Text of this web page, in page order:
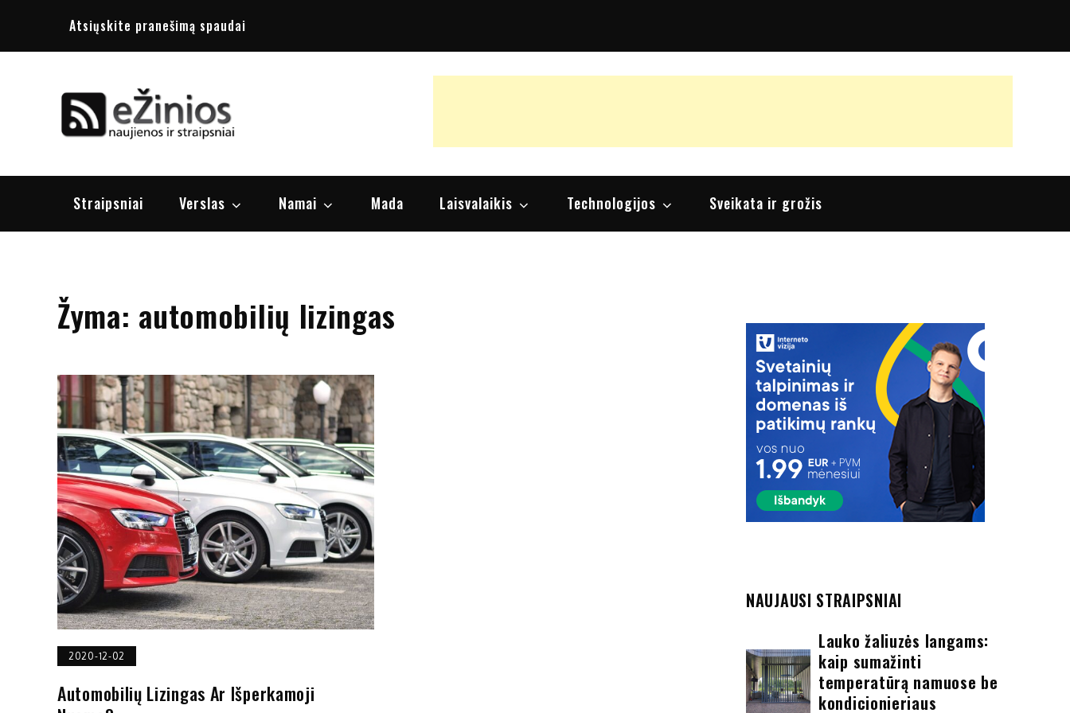
Atsiųskite pranešimą spaudai
Straipsniai Verslas Namai Mada Laisvalaikis Technologijos Sveikata ir grožis
Žyma: automobilių lizingas
2020-12-02
Automobilių Lizingas Ar Išperkamoji
NAUJAUSI STRAIPSNIAI
Lauko žaliuzės langams:
kaip sumažinti
temperatūrą namuose be
kondicionieriaus